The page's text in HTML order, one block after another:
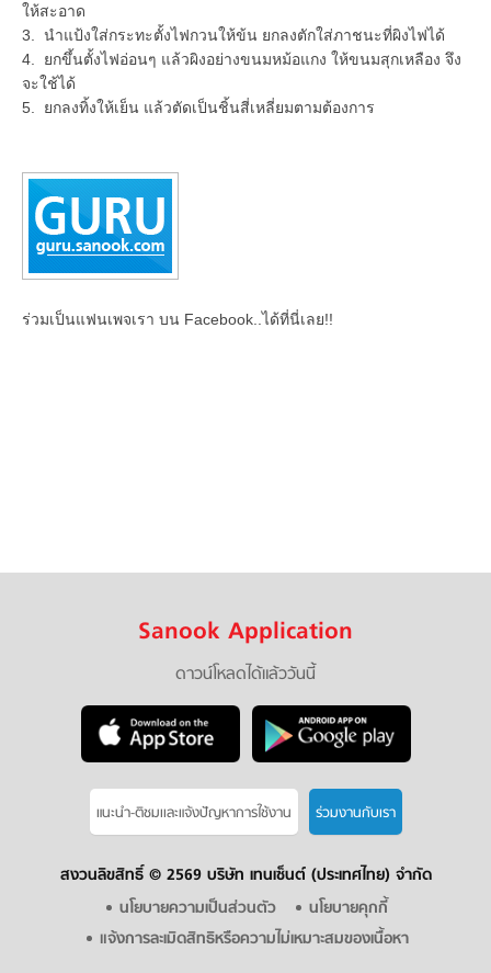
ให้สะอาด
3. นำแป้งใส่กระทะตั้งไฟกวนให้ข้น ยกลงตักใส่ภาชนะที่ผิงไฟได้
4. ยกขึ้นตั้งไฟอ่อนๆ แล้วผิงอย่างขนมหม้อแกง ให้ขนมสุกเหลือง จึง
จะใช้ได้
5. ยกลงทิ้งให้เย็น แล้วตัดเป็นชิ้นสี่เหลี่ยมตามต้องการ
ร่วมเป็นแฟนเพจเรา บน Facebook..ได้ที่นี่เลย!!
Sanook Application
ดาวน์โหลดได้แล้ววันนี้
แนะนำ-ติชมเเละแจ้งปัญหาการใช้งาน ร่วมงานกับเรา
สงวนลิขสิทธิ์ © 2569 บริษัท เทนเซ็นต์ (ประเทศไทย) จำกัด
นโยบายความเป็นส่วนตัว
นโยบายคุกกี้
แจ้งการละเมิดสิทธิหรือความไม่เหมาะสมของเนื้อหา